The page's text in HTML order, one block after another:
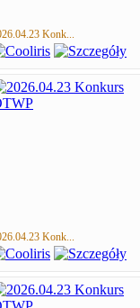
Konk...
Konk...